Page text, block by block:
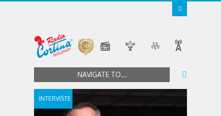
NAVIGATE TO...
INTERVISTE